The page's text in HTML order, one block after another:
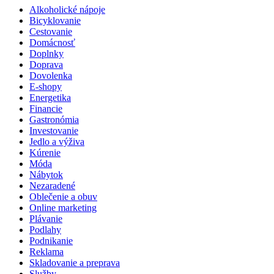
Alkoholické nápoje
Bicyklovanie
Cestovanie
Domácnosť
Doplnky
Doprava
Dovolenka
E-shopy
Energetika
Financie
Gastronómia
Investovanie
Jedlo a výživa
Kúrenie
Móda
Nábytok
Nezaradené
Oblečenie a obuv
Online marketing
Plávanie
Podlahy
Podnikanie
Reklama
Skladovanie a preprava